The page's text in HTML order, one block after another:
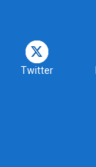
Twitter